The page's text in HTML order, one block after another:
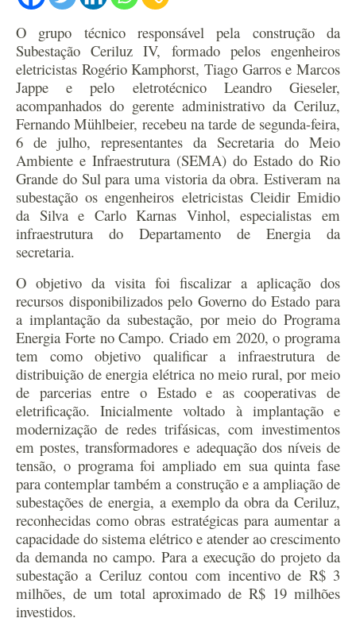
O grupo técnico responsável pela construção da
Subestação Ceriluz IV, formado pelos engenheiros
eletricistas Rogério Kamphorst, Tiago Garros e Marcos
Jappe e pelo eletrotécnico Leandro Gieseler,
acompanhados do gerente administrativo da Ceriluz,
Fernando Mühlbeier, recebeu na tarde de segunda-feira,
6 de julho, representantes da Secretaria do Meio
Ambiente e Infraestrutura (SEMA) do Estado do Rio
Grande do Sul para uma vistoria da obra. Estiveram na
subestação os engenheiros eletricistas Cleidir Emidio
da Silva e Carlo Karnas Vinhol, especialistas em
infraestrutura do Departamento de Energia da
secretaria.
O objetivo da visita foi fiscalizar a aplicação dos
recursos disponibilizados pelo Governo do Estado para
a implantação da subestação, por meio do Programa
Energia Forte no Campo. Criado em 2020, o programa
tem como objetivo qualificar a infraestrutura de
distribuição de energia elétrica no meio rural, por meio
de parcerias entre o Estado e as cooperativas de
eletrificação. Inicialmente voltado à implantação e
modernização de redes trifásicas, com investimentos
em postes, transformadores e adequação dos níveis de
tensão, o programa foi ampliado em sua quinta fase
para contemplar também a construção e a ampliação de
subestações de energia, a exemplo da obra da Ceriluz,
reconhecidas como obras estratégicas para aumentar a
capacidade do sistema elétrico e atender ao crescimento
da demanda no campo. Para a execução do projeto da
subestação a Ceriluz contou com incentivo de R$ 3
milhões, de um total aproximado de R$ 19 milhões
investidos.